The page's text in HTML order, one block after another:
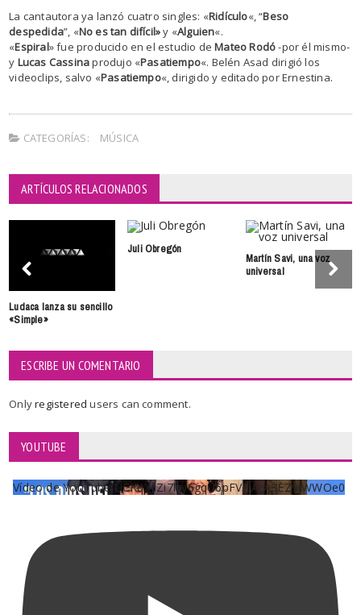
La cantautora ya lanzó cuatro singles: «Ridículo«, “Beso
despedida”, «No es tan difícil»y «Alguien«.
«Espiral» fue producido en el estudio deMateo Rodó-por él mismo-
y Lucas Cassinaprodujo «Pasatiempo«. Belén Asad dirigió los
videoclips, salvo «Pasatiempo«, dirigido y editado por Ernestina.
CATEGORÍAS: MÚSICA
ARTÍCULOS RELACIONADOS
Ludaca lanza su sencillo
«Simple»
Juli Obregón
Martín Savi, una voz
universal
ESCRIBE UN COMENTARIO
Onlyregisteredusers can comment.
YOUTUBE
Vídeo de YouTube UCKqYjiZi7lzy6gqU6pFVFiA_A3EZ9JWWOe0